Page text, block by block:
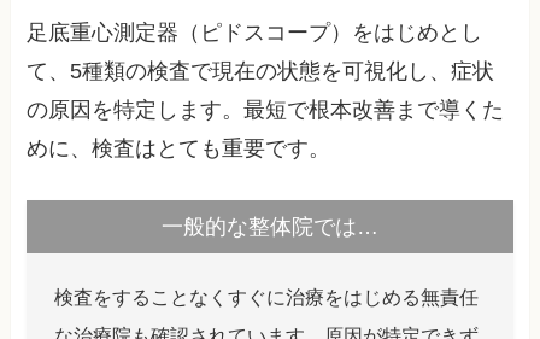
足底重心測定器（ピドスコープ）をはじめとし
て、5種類の検査で現在の状態を可視化し、症状
の原因を特定します。最短で根本改善まで導くた
めに、検査はとても重要です。
一般的な整体院では…
検査をすることなくすぐに治療をはじめる無責任